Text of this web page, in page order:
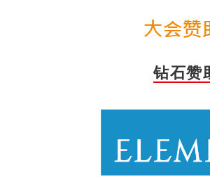
钻石赞